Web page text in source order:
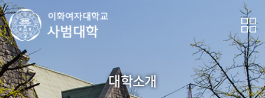
대학소개